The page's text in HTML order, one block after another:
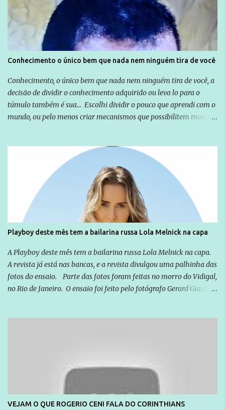
exterior, e não para promover determinadas empresas ou
empresários" Assina a nota o advogado Cristiano Zanin Martins
Conhecimento o único bem que nada nem ninguém tira de você
Conhecimento, o único bem que nada nem ninguém tira de você, a
decisão de dividir o conhecimento adquirido ou leva lo para o
túmulo também é sua... Escolhi dividir o pouco que aprendi com o
mundo, ou pelo menos criar mecanismos que possibilitem mais e
empreendedor da comunicação, que além de informação
cotidiana, corriqueira e cada vez mais preocupantes, do tipo que
você já esta acostumado a ver neste espaço, vou trabalhar a ideia
que possibilite distribuir não só informações, mas que gere de
forma consistente a riqueza do conhecimento... Exemplo: o
cidadão brasileiro não precisa só ser informado sobre operações
da Lava Jato, Reformas que podem retirar ou não direitos, ou
quem vai ser preso ou não; é preciso levar até as pessoas, do mais
simples ao mais burguês, o que diz a nossa Constituição, quais são
seus direitos e deveres em ...
Playboy deste mês tem a bailarina russa Lola Melnick na capa
A Playboy deste mês tem a bailarina russa Lola Melnick na capa.
A revista já está nas bancas, e a revista divulgou uma palhinha das
fotos do ensaio. Parte das fotos foram feitas no morro do Vidigal,
no Rio de Janeiro. O ensaio foi feito pelo fotógrafo Gerard Giaume
VEJAM O QUE ROGERIO CENI FALA DO CORINTHIANS